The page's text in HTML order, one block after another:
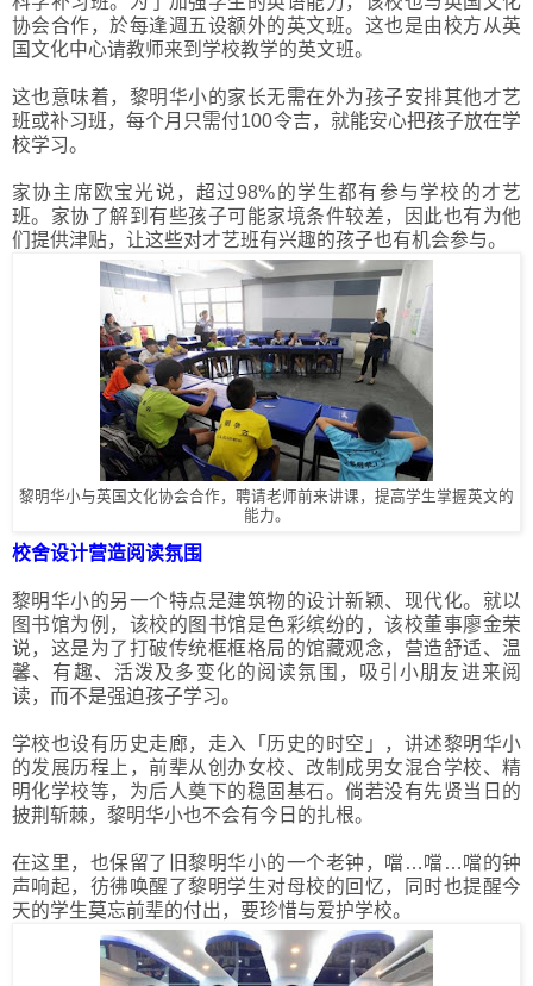
协会合作，於每逢週五设额外的英文班。这也是由校方从英
国文化中心请教师来到学校教学的英文班。
这也意味着，黎明华小的家长无需在外为孩子安排其他才艺
班或补习班，每个月只需付100令吉，就能安心把孩子放在学
校学习。
家协主席欧宝光说，超过98%的学生都有参与学校的才艺
班。家协了解到有些孩子可能家境条件较差，因此也有为他
们提供津贴，让这些对才艺班有兴趣的孩子也有机会参与。
黎明华小与英国文化协会合作，聘请老师前来讲课，提高学生掌握英文的
能力。
校舍设计营造阅读氛围
黎明华小的另一个特点是建筑物的设计新颖、现代化。就以
图书馆为例，该校的图书馆是色彩缤纷的，该校董事廖金荣
说，这是为了打破传统框框格局的馆藏观念，营造舒适、温
馨、有趣、活泼及多变化的阅读氛围，吸引小朋友进来阅
读，而不是强迫孩子学习。
学校也设有历史走廊，走入「历史的时空」，讲述黎明华小
的发展历程上，前辈从创办女校、改制成男女混合学校、精
明化学校等，为后人奠下的稳固基石。倘若没有先贤当日的
披荆斩棘，黎明华小也不会有今日的扎根。
在这里，也保留了旧黎明华小的一个老钟，噹…噹…噹的钟
声响起，彷彿唤醒了黎明学生对母校的回忆，同时也提醒今
天的学生莫忘前辈的付出，要珍惜与爱护学校。